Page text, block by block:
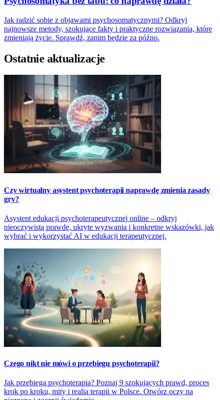
Jak radzić sobie z objawami psychosomatycznymi? Odkryj
najnowsze metody, szokujące fakty i praktyczne rozwiązania, które
zmieniają życie. Sprawdź, zanim będzie za późno.
Ostatnie aktualizacje
Czy wirtualny asystent psychoterapii naprawdę zmienia zasady
gry?
Asystent edukacji psychoterapeutycznej online – odkryj
nieoczywistą prawdę, ukryte wyzwania i konkretne wskazówki, jak
wybrać i wykorzystać AI w edukacji terapeutycznej.
Czego nikt nie mówi o przebiegu psychoterapii?
Jak przebiega psychoterapia? Poznaj 9 szokujących prawd, proces
krok po kroku, mity i realia terapii w Polsce. Otwórz oczy na